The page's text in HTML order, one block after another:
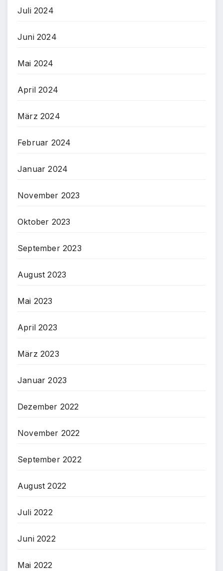
Juli 2024
Juni 2024
Mai 2024
April 2024
März 2024
Februar 2024
Januar 2024
November 2023
Oktober 2023
September 2023
August 2023
Mai 2023
April 2023
März 2023
Januar 2023
Dezember 2022
November 2022
September 2022
August 2022
Juli 2022
Juni 2022
Mai 2022